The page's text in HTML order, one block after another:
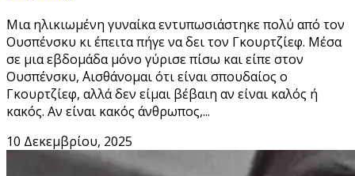
Μια ηλικιωμένη γυναίκα εντυπωσιάστηκε πολύ από τον
Ουσπένσκυ κι έπειτα πήγε να δει τον Γκουρτζίεφ. Μέσα
σε μια εβδομάδα μόνο γύρισε πίσω και είπε στον
Ουσπένσκυ, ΄΄Αισθάνομαι ότι είναι σπουδαίος ο
Γκουρτζίεφ, αλλά δεν είμαι βέβαιη αν είναι καλός ή
κακός. Αν είναι κακός άνθρωπος,...
10 Δεκεμβρίου, 2025